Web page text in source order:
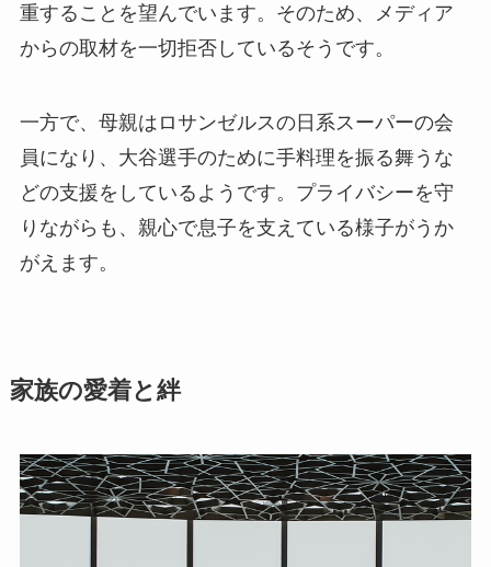
重することを望んでいます。そのため、メディア
からの取材を一切拒否しているそうです。
一方で、母親はロサンゼルスの日系スーパーの会
員になり、大谷選手のために手料理を振る舞うな
どの支援をしているようです。プライバシーを守
りながらも、親心で息子を支えている様子がうか
がえます。
家族の愛着と絆